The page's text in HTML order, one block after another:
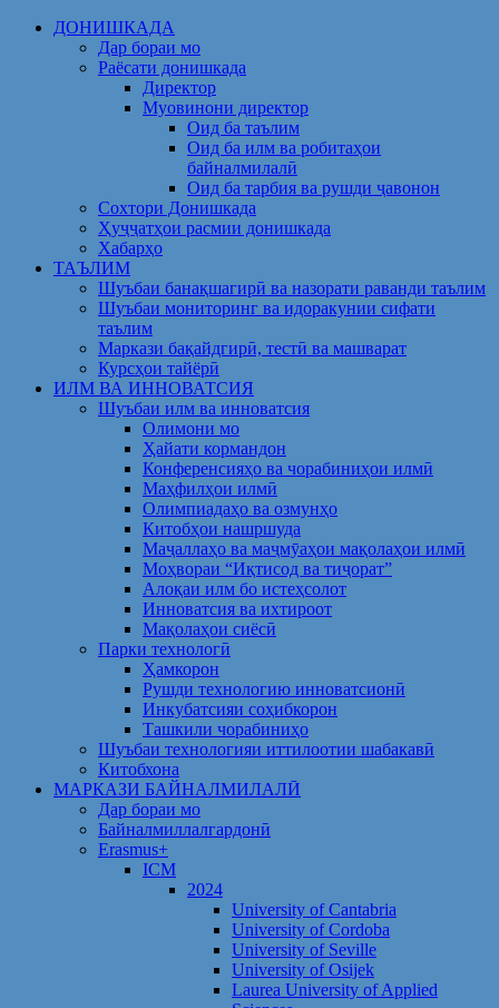
Skip
ДОНИШКАДА
Дар бораи мо
Раёсати донишкада
Директор
Муовинони директор
Оид ба таълим
Оид ба илм ва робитаҳои
байналмилалӣ
Оид ба тарбия ва рушди ҷавонон
Сохтори Донишкада
Ҳуҷҷатҳои расмии донишкада
Хабарҳо
ТАЪЛИМ
Шуъбаи банақшагирӣ ва назорати раванди таълим
Шуъбаи мониторинг ва идоракунии сифати
таълим
Маркази бақайдгирӣ, тестӣ ва машварат
Курсҳои тайёрӣ
ИЛМ ВА ИННОВАТСИЯ
Шуъбаи илм ва инноватсия
Олимони мо
Ҳайати кормандон
Конференсияҳо ва чорабиниҳои илмӣ
Маҳфилҳои илмӣ
Олимпиадаҳо ва озмунҳо
Китобҳои нашршуда
Маҷаллаҳо ва маҷмӯаҳои мақолаҳои илмӣ
Моҳвораи “Иқтисод ва тиҷорат”
Алоқаи илм бо истеҳсолот
Инноватсия ва ихтироот
Мақолаҳои сиёсӣ
Парки технологӣ
Ҳамкорон
Рушди технологию инноватсионӣ
Инкубатсияи соҳибкорон
Ташкили чорабиниҳо
Шуъбаи технологияи иттилоотии шабакавӣ
Китобхона
МАРКАЗИ БАЙНАЛМИЛАЛӢ
Дар бораи мо
Байналмиллалгардонӣ
Erasmus+
ICM
2024
University of Cantabria
University of Cordoba
University of Seville
University of Osijek
Laurea University of Applied